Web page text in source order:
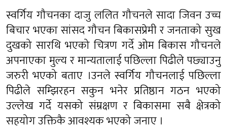
स्वर्गिय गौचनका दाजु ललित गौचनले सादा जिवन उच्च
बिचार भएका सांसद गौचन बिकासप्रेमी र जनताको सुख
दुखको सारथि भएको चित्रण गर्दे ओम बिकास गौचनले
अपनाएका मुल्य र मान्यतालाई पछिल्ला पिढीले पछ्याउनु
जरुरी भएको बताए ।उनले स्वर्गिय गौचनलाई पछिल्ला
पिढीले सम्झिरहन सकुन भनेर प्रतिष्ठान गठन भएको
उल्लेख गर्दे यसको संम्रक्षण र बिकासमा सबै क्षेत्रको
सहयोग उक्तिकै आवश्यक भएको जनाए ।